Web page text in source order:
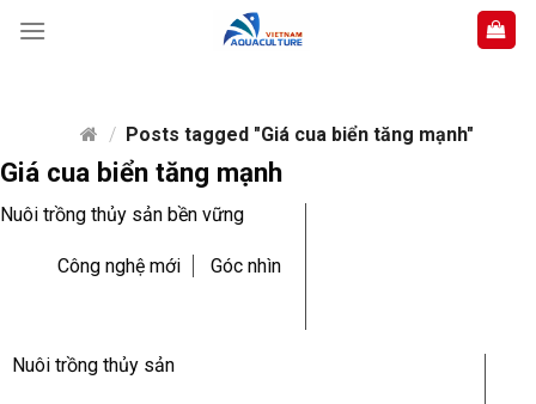
/ Posts tagged "Giá cua biển tăng mạnh"
Giá cua biển tăng mạnh
Nuôi trồng thủy sản bền vững
Công nghệ mới Góc nhìn
Nuôi trồng thủy sản